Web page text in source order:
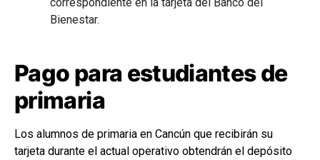
Bienestar.
Pago para estudiantes de
primaria
Los alumnos de primaria en Cancún que recibirán su
tarjeta durante el actual operativo obtendrán el depósito